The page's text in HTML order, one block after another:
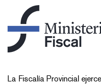
​​​La Fiscalía Provincial